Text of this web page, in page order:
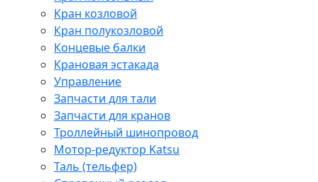
Кран козловой
Кран полукозловой
Концевые балки
Крановая эстакада
Управление
Запчасти для тали
Запчасти для кранов
Троллейный шинопровод
Мотор-редуктор Katsu
Таль (тельфер)